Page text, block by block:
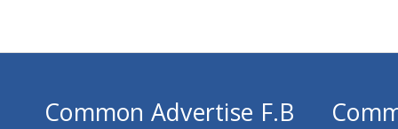
Common Advertise F.B